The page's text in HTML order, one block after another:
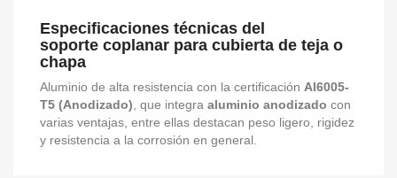
Especificaciones técnicas del
soporte coplanar para cubierta de teja o
chapa
Aluminio de alta resistencia con la certificación Al6005-
T5 (Anodizado) , que integra aluminio anodizado con
varias ventajas, entre ellas destacan peso ligero, rigidez
y resistencia a la corrosión en general.